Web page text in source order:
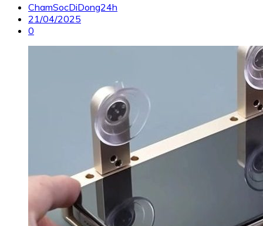
ChamSocDiDong24h
21/04/2025
0